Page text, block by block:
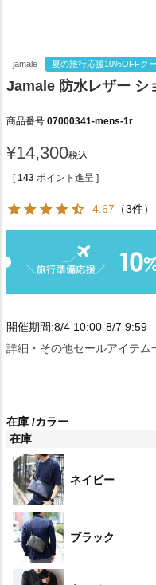
jamale 夏の旅行応援10%OFFク
Jamale 防水レザー シ
商品番号 07000341-mens-1r
¥14,300税込
[ 143 ポイント進呈 ]
4.67 （3件）
開催期間:8/4 10:00-8/7 9:59
詳細・その他セールアイテム
在庫 カラー
在庫
ネイビー
ブラック